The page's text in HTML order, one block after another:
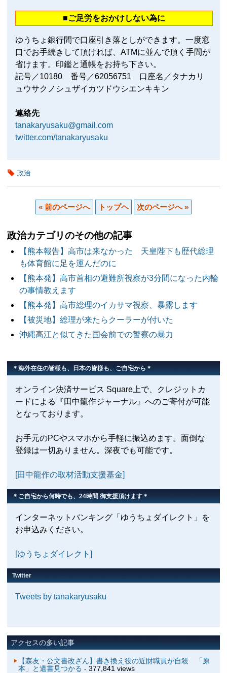
■ご足労をおかけしない為に
ゆうちょ銀行間で口座引き落としができます。一度窓
口でお手続きして頂ければ、ATMに並んで頂く手間が
省けます。印鑑と通帳をお持ち下さい。
記号／10180 番号／62056751 口座名／タナカリ
ュウサクノシュザイカツドウシエンキキン
連絡先
tanakaryusaku@gmail.com
twitter.com/tanakaryusaku
政治
« 前のページへ トップヘ 次のページへ »
政治カテゴリのその他の記事
【熊本報告】高市は来なかった 天皇陛下も歴代総理
も体育館に足を運んだのに
【熊本発】高市首相の避難所視察が3分間になった内輪
の事情教えます
【熊本発】高市総理のイカサマ視察、暴露します
【被災地】総理が来たらクーラーが付いた
沖縄高江と似てきた国会前での警察の暴力
＊海外在住の皆様も、日本の皆様も、ご自宅から＊
オンライン決済サービス Square上で、クレジットカ
ードによる『田中龍作ジャーナル』へのご寄付が可能
となっております。
お手元のPCやスマホから手軽に振込めます。面倒な
登録は一切ありません。深夜でも可能です。
[田中龍作の取材活動支援基金]
＊ご自宅から何時でも、24時間 御支援頂けます＊
インターネットバンキング「ゆうちょダイレクト」を
お申込みください。
[ゆうちょダイレクト]
Twitter
Tweets by tanakaryusaku
アクセスの多い記事
【森友・公文書改ざん】書き換え役の近財職員が自殺 「原
本」と遺書見つかる - 377,841 views